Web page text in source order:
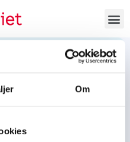
Om
og støt
til: